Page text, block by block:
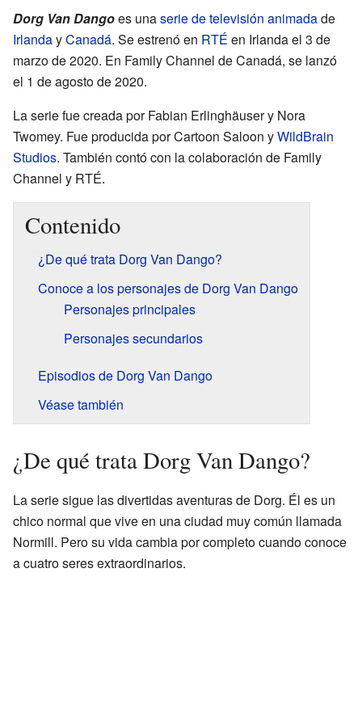
Dorg Van Dangoes unaserie de televisión animadade
IrlandayCanadá. Se estrenó en RTÉ en Irlanda el 3 de
marzo de 2020. En Family Channel de Canadá, se lanzó
el 1 de agosto de 2020.
La serie fue creada por Fabian Erlinghäuser y Nora
Twomey. Fue producida por Cartoon Saloon yWildBrain
Studios. También contó con la colaboración de Family
Channel y RTÉ.
Contenido
¿De qué trata Dorg Van Dango?
Conoce a los personajes de Dorg Van Dango
Personajes principales
Personajes secundarios
Episodios de Dorg Van Dango
Véase también
¿De qué trata Dorg Van Dango?
La serie sigue las divertidas aventuras de Dorg. Él es un
chico normal que vive en una ciudad muy común llamada
Normill. Pero su vida cambia por completo cuando conoce
a cuatro seres extraordinarios.